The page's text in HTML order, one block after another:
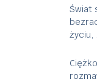
Świat
życiu,